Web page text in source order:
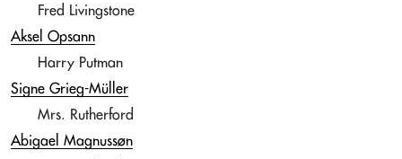
Fred Livingstone
Aksel Opsann
Harry Putman
Signe Grieg-Müller
Mrs. Rutherford
Abigael Magnussøn